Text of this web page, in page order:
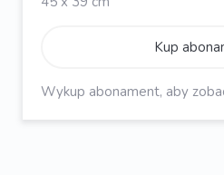
Kup
Wykup abonament, aby